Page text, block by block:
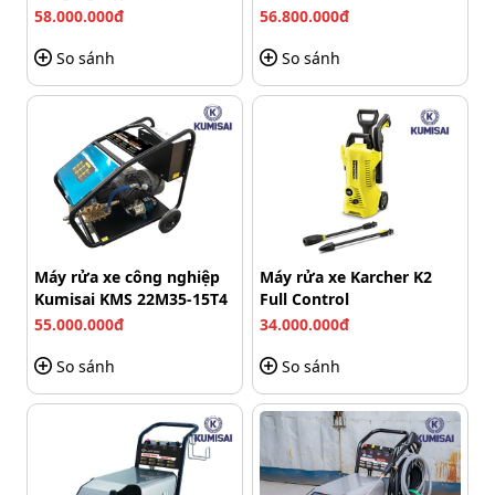
máy có tích hợp bánh xe phía dưới. Phần khung bánh xe
làm từ kim loại chắc chắn, giúp cố định vững chãi, hạn
chế rung lắc khi máy hoạt động.
KMS-350/15
58.000.000đ
So sánh
56.800.000đ
So sánh
Máy rửa xe công nghiệp
Kumisai KMS 22M35-15T4
55.000.000đ
So sánh
Máy rửa xe Karcher K2
Full Control
34.000.000đ
So sánh